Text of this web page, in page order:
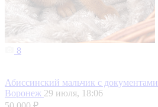
8
Абиссинский мальчик с документами
Воронеж 29 июля, 18:06